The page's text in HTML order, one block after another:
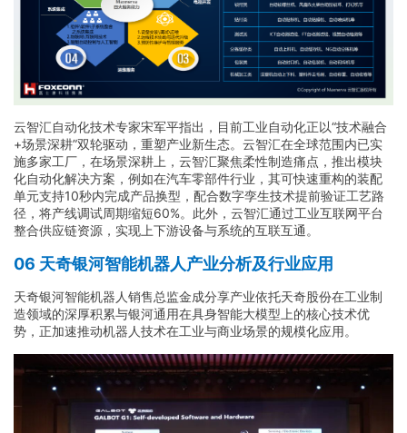
云智汇自动化技术专家宋军平指出，目前工业自动化正以“技术融合
+场景深耕”双轮驱动，重塑产业新生态。云智汇在全球范围内已实
施多家工厂，在场景深耕上，云智汇聚焦柔性制造痛点，推出模块
化自动化解决方案，例如在汽车零部件行业，其可快速重构的装配
单元支持10秒内完成产品换型，配合数字孪生技术提前验证工艺路
径，将产线调试周期缩短60%。此外，云智汇通过工业互联网平台
整合供应链资源，实现上下游设备与系统的互联互通。
06 天奇银河智能机器人产业分析及行业应用
天奇银河智能机器人销售总监金成分享产业依托天奇股份在工业制
造领域的深厚积累与银河通用在具身智能大模型上的核心技术优
势，正加速推动机器人技术在工业与商业场景的规模化应用。